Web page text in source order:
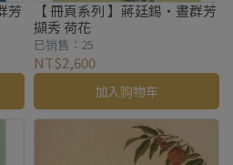
芳
【 冊頁系列 】蔣廷錫・晝群芳
擷秀 荷花
已销售：25
NT$2,600
加入购物车